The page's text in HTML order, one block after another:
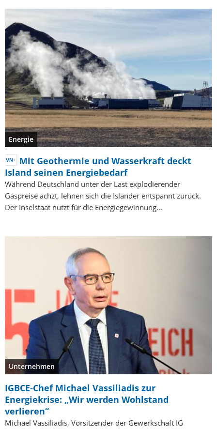
Energie
Mit Geothermie und Wasserkraft deckt
Island seinen Energiebedarf
Während Deutschland unter der Last explodierender
Gaspreise ächzt, lehnen sich die Isländer entspannt zurück.
Der Inselstaat nutzt für die Energiegewinnung…
Unternehmen
IGBCE-Chef Michael Vassiliadis zur
Energiekrise: „Wir werden Wohlstand
verlieren“
Michael Vassiliadis, Vorsitzender der Gewerkschaft IG